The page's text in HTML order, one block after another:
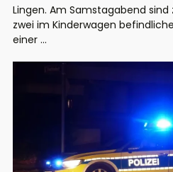
Lingen. Am Samstagabend sind
zwei im Kinderwagen
einer ...